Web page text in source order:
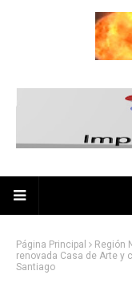
Página Principal Región
renovada Casa de Arte
Santiago